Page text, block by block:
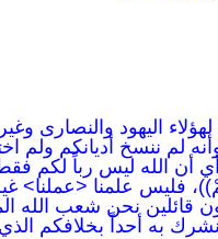
اليهود والنصارى
لم ننسخ أديانكم ولم
أن الله ليس رباً لكم
فليس علمنا <عملنا>
قائلين نحن شعب الله
به أحداً بخلافكم